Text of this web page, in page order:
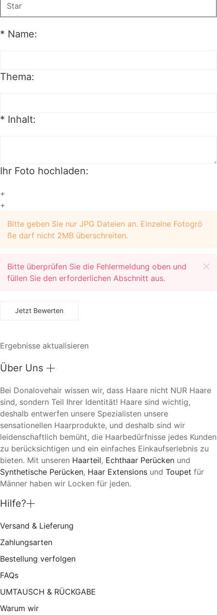
Star
* Name:
Thema:
* Inhalt:
Ihr Foto hochladen:
+
+
Bitte geben Sie nur JPG Dateien an. Einzelne Fotogrö
ße darf nicht 2MB überschreiten.
Bitte überprüfen Sie die Fehlermeldung oben und
füllen Sie den erforderlichen Abschnitt aus.
Ergebnisse aktualisieren
Über Uns
Bei Donalovehair wissen wir, dass Haare nicht NUR Haare
sind, sondern Teil Ihrer Identität! Haare sind wichtig,
deshalb entwerfen unsere Spezialisten unsere
sensationellen Haarprodukte, und deshalb sind wir
leidenschaftlich bemüht, die Haarbedürfnisse jedes Kunden
zu berücksichtigen und ein einfaches Einkaufserlebnis zu
bieten. Mit unseren Haarteil, Echthaar Perücken und
Synthetische Perücken, Haar Extensions und Toupet für
Männer haben wir Locken für jeden.
Hilfe?
Versand & Lieferung
Zahlungsarten
Bestellung verfolgen
FAQs
UMTAUSCH & RÜCKGABE
Warum wir